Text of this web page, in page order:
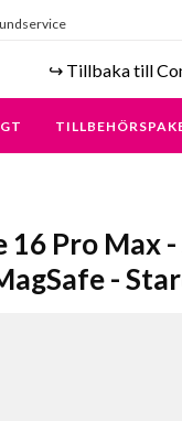
↪️ Tillbaka till
Pro Max -
-